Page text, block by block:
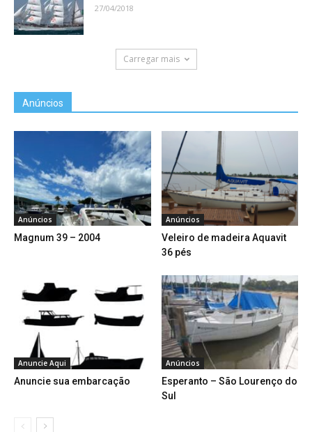
27/04/2018
Carregar mais
Anúncios
Anúncios
Magnum 39 – 2004
Anúncios
Veleiro de madeira Aquavit
36 pés
Anuncie Aqui
Anuncie sua embarcação
Anúncios
Esperanto – São Lourenço do
Sul